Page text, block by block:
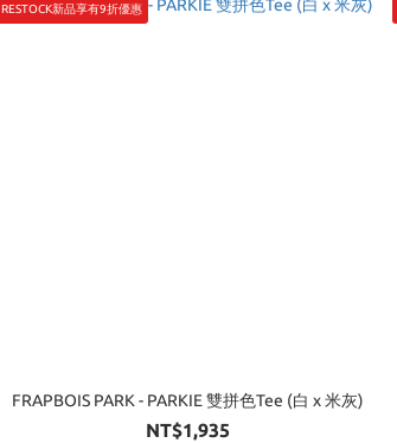
RESTOCK新品享有9折優惠
FRAPBOIS PARK - PARKIE 雙拼色Tee (白 x 米灰)
NT$1,935